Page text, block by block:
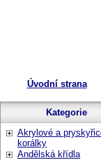
Úvodní strana
Kategorie
Akrylové a
korálky
Andělská křídla